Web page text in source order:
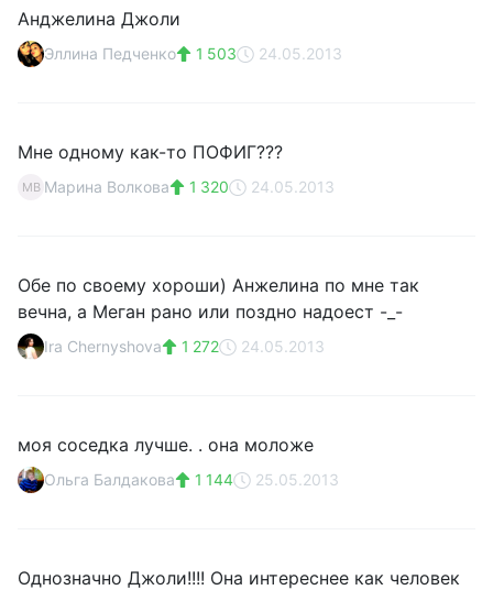
Анджелина Джоли
Эллина Педченко 1 503 24.05.2013
Мне одному как-то ПОФИГ???
МВ Марина Волкова 1 320 24.05.2013
Обе по своему хороши) Анжелина по мне так
вечна, а Меган рано или поздно надоест -_-
Ira Chernyshova 1 272 24.05.2013
моя соседка лучше. . она моложе
Ольга Балдакова 1 144 25.05.2013
Однозначно Джоли!!!! Она интереснее как человек